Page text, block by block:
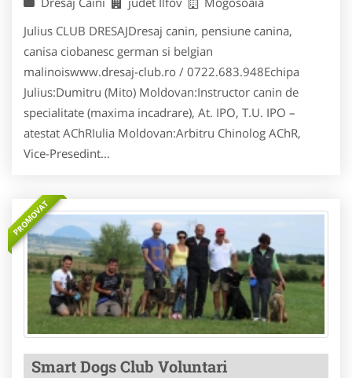
Julius CLUB DRESAJDresaj canin, pensiune canina,
canisa ciobanesc german si belgian
malinoiswww.dresaj-club.ro / 0722.683.948Echipa
Julius:Dumitru (Mito) Moldovan:Instructor canin de
specialitate (maxima incadrare), At. IPO, T.U. IPO –
atestat AChRIulia Moldovan:Arbitru Chinolog AChR,
Vice-Presedint...
PROMOVAT
Smart Dogs Club Voluntari